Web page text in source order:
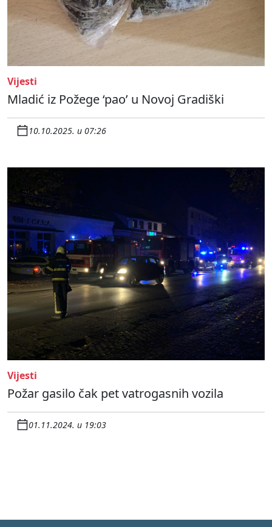
Vijesti
Mladić iz Požege ‘pao’ u Novoj Gradiški
10.10.2025. u 07:26
Vijesti
Požar gasilo čak pet vatrogasnih vozila
01.11.2024. u 19:03